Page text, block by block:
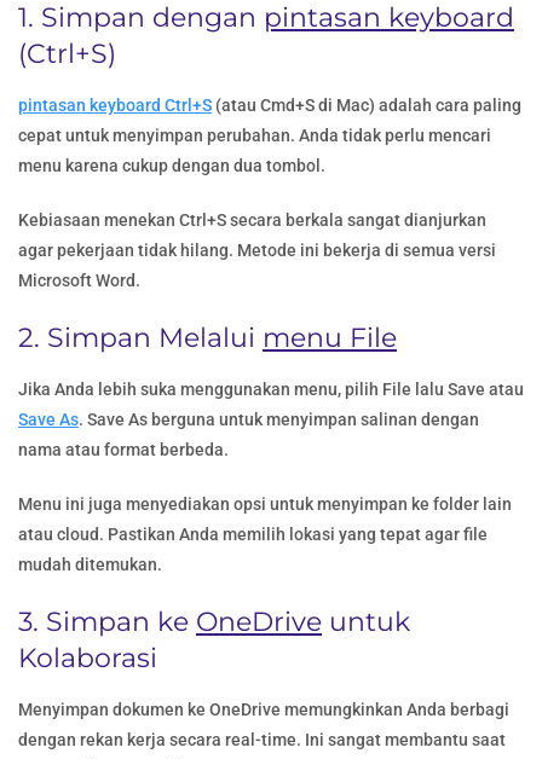
1. Simpan dengan pintasan keyboard
(Ctrl+S)
pintasan keyboard Ctrl+S (atau Cmd+S di Mac) adalah cara paling
cepat untuk menyimpan perubahan. Anda tidak perlu mencari
menu karena cukup dengan dua tombol.
Kebiasaan menekan Ctrl+S secara berkala sangat dianjurkan
agar pekerjaan tidak hilang. Metode ini bekerja di semua versi
Microsoft Word.
2. Simpan Melalui menu File
Jika Anda lebih suka menggunakan menu, pilih File lalu Save atau
Save As. Save As berguna untuk menyimpan salinan dengan
nama atau format berbeda.
Menu ini juga menyediakan opsi untuk menyimpan ke folder lain
atau cloud. Pastikan Anda memilih lokasi yang tepat agar file
mudah ditemukan.
3. Simpan ke OneDrive untuk
Kolaborasi
Menyimpan dokumen ke OneDrive memungkinkan Anda berbagi
dengan rekan kerja secara real-time. Ini sangat membantu saat